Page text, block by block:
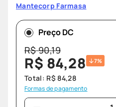
8º
protetor solar
9º
fralda pampers
teste gravidez
Mantecorp Farmasa
Preço DC
R$90,19
R$ 84,28 7%
Total: R$ 84,28
Formas de pagamento